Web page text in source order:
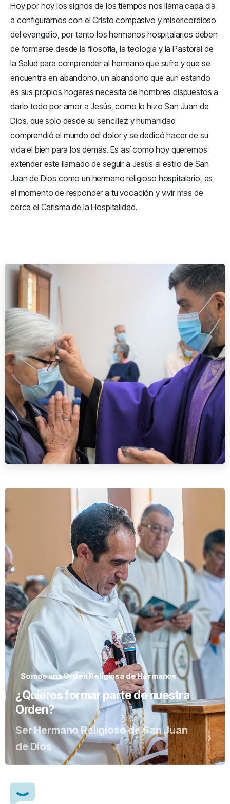
Hoy por hoy los signos de los tiempos nos llama cada día
a configurarnos con el Cristo compasivo y misericordioso
del evangelio, por tanto los hermanos hospitalarios deben
de formarse desde la filosofía, la teología y la Pastoral de
la Salud para comprender al hermano que sufre y que se
encuentra en abandono, un abandono que aun estando
es sus propios hogares necesita de hombres dispuestos a
darlo todo por amor a Jesús, como lo hizo San Juan de
Dios, que solo desde su sencillez y humanidad
comprendió el mundo del dolor y se dedicó hacer de su
vida el bien para los demás. Es así como hoy queremos
extender este llamado de seguir a Jesús al estilo de San
Juan de Dios como un hermano religioso hospitalario, es
el momento de responder a tu vocación y vivir mas de
cerca el Carisma de la Hospitalidad.
Somos una Orden Religiosa de Hermanos.
¿Quieres formar parte de nuestra
Orden?
Ser Hermano Religioso de San Juan
de Dios